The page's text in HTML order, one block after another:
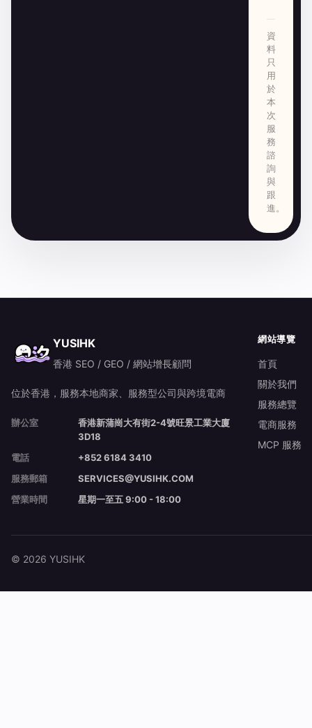
資
料
只
用
於
本
次
服
務
諮
詢
與
跟
進。
YUSIHK
香港 SEO / GEO / 網站增長顧問
位於香港，服務本地商家、服務型公司與跨境電商
辦公室
香港新蒲崗大有街2-4號旺景工業大廈
3D18
電話
+852 6184 3410
服務郵箱
SERVICES@YUSIHK.COM
營業時間
星期一至五 9:00 - 18:00
網站導覽
首頁
關於我們
服務總覽
電商服務
MCP 服務
© 2026 YUSIHK